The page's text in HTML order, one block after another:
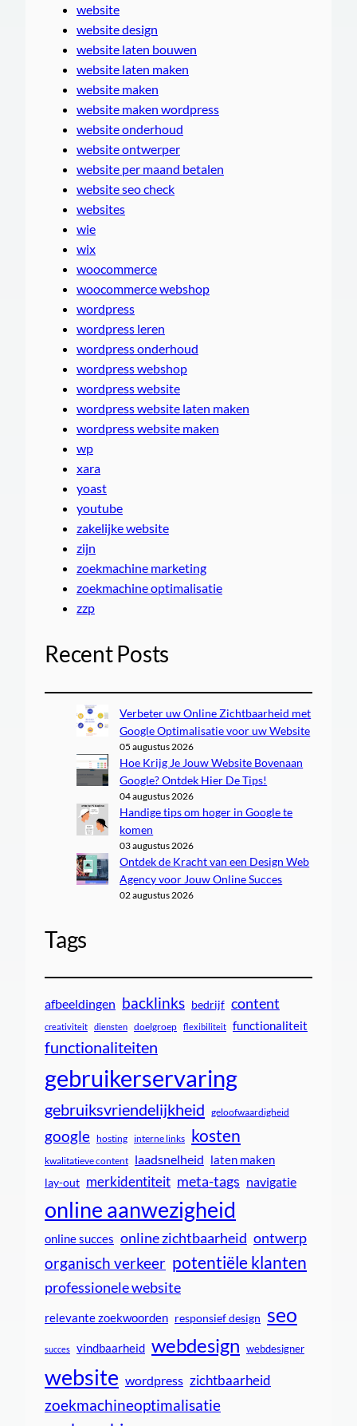
website
website design
website laten bouwen
website laten maken
website maken
website maken wordpress
website onderhoud
website ontwerper
website per maand betalen
website seo check
websites
wie
wix
woocommerce
woocommerce webshop
wordpress
wordpress leren
wordpress onderhoud
wordpress webshop
wordpress website
wordpress website laten maken
wordpress website maken
wp
xara
yoast
youtube
zakelijke website
zijn
zoekmachine marketing
zoekmachine optimalisatie
zzp
Recent Posts
Verbeter uw Online Zichtbaarheid met
Google Optimalisatie voor uw Website
05 augustus 2026
Hoe Krijg Je Jouw Website Bovenaan
Google? Ontdek Hier De Tips!
04 augustus 2026
Handige tips om hoger in Google te
komen
03 augustus 2026
Ontdek de Kracht van een Design Web
Agency voor Jouw Online Succes
02 augustus 2026
Tags
afbeeldingen backlinks bedrijf content
creativiteit diensten doelgroep flexibiliteit functionaliteit
functionaliteiten
gebruikerservaring
gebruiksvriendelijkheid geloofwaardigheid
google hosting interne links kosten
kwalitatieve content laadsnelheid laten maken
lay-out merkidentiteit meta-tags navigatie
online aanwezigheid
online succes online zichtbaarheid ontwerp
organisch verkeer potentiële klanten
professionele website
relevante zoekwoorden responsief design seo
succes vindbaarheid webdesign webdesigner
website wordpress zichtbaarheid
zoekmachineoptimalisatie